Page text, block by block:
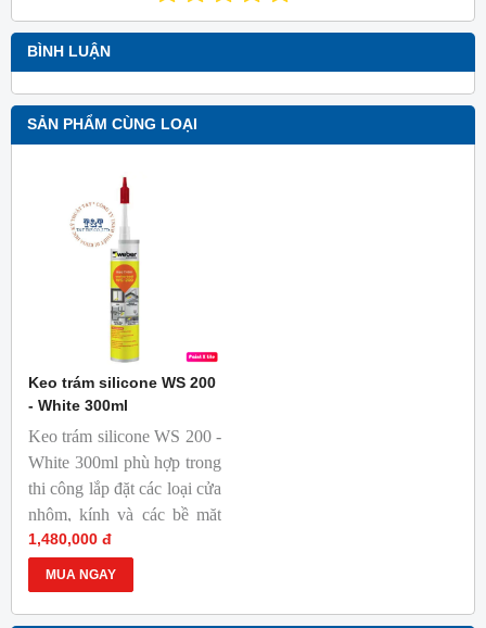
BÌNH LUẬN
SẢN PHẨM CÙNG LOẠI
Keo trám silicone WS 200
- White 300ml
Keo trám silicone WS 200 -
White 300ml phù hợp trong
thi công lắp đặt các loại cửa
nhôm, kính và các bề mặt
khác như thép không gỉ, gỗ,
gạch, đá sẫm màu, nhựa
PVC,…
1,480,000 đ
MUA NGAY